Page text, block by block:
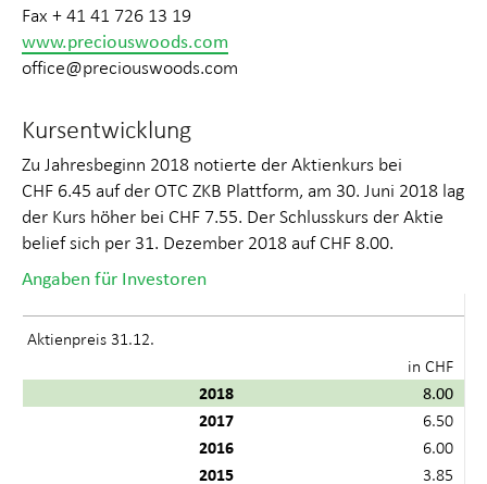
Fax + 41 41 726 13 19
www.preciouswoods.com
office@preciouswoods.com
Kursentwicklung
Zu Jahresbeginn 2018 notierte der Aktienkurs bei
CHF 6.45 auf der OTC ZKB Plattform, am 30. Juni 2018 lag
der Kurs höher bei CHF 7.55. Der Schlusskurs der Aktie
belief sich per 31. Dezember 2018 auf CHF 8.00.
Angaben für Investoren
Aktienpreis 31.12.
in CHF
2018
8.00
2017
6.50
2016
6.00
2015
3.85